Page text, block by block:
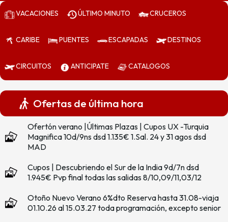
VACACIONES ÚLTIMO MINUTO CRUCEROS
CARIBE PUENTES ESCAPADAS DESTINOS
CIRCUITOS ANTICIPATE CATALOGOS
Ofertas de última hora
Ofertón verano |Últimas Plazas | Cupos UX -Turquia
Magnifica 10d/9ns dsd 1.135€ 1.Sal. 24 y 31 agos dsd
MAD
Cupos | Descubriendo el Sur de la India 9d/7n dsd
1.945€ Pvp final todas las salidas 8/10,09/11,03/12
Otoño Nuevo Verano 6%dto Reserva hasta 31.08-viaja
01.10.26 al 15.03.27 toda programación, excepto senior